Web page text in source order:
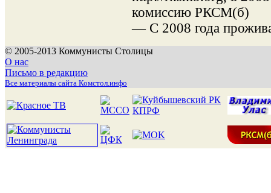
комиссию РКСМ(б)
— С 2008 года
© 2005-2013 Коммунисты Столицы
О нас
Письмо в редакцию
Все материалы сайта Комстол.инфо